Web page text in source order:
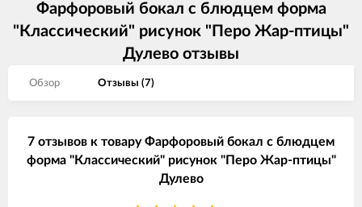
Фарфоровый бокал с блюдцем форма
"Классический" рисунок "Перо Жар-птицы"
Дулево отзывы
Обзор Отзывы (7)
7 отзывов к товару Фарфоровый бокал с блюдцем
форма "Классический" рисунок "Перо Жар-птицы"
Дулево